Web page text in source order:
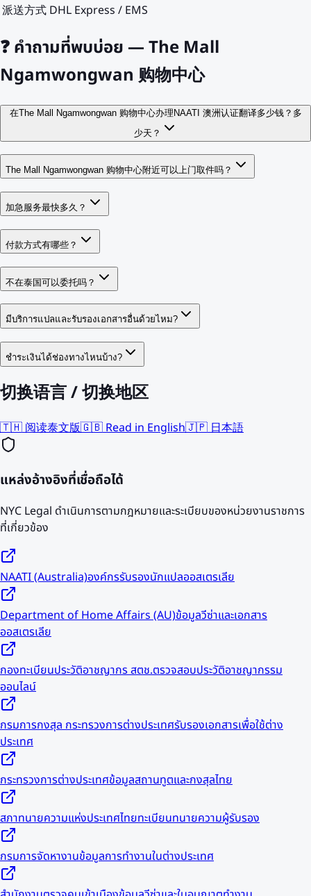
派送方式 DHL Express / EMS
❓คำถามที่พบบ่อย — The Mall
Ngamwongwan 购物中心
在The Mall Ngamwongwan 购物中心办理NAATI 澳洲认证翻译多少钱？多
少天？
The Mall Ngamwongwan 购物中心附近可以上门取件吗？
加急服务最快多久？
付款方式有哪些？
不在泰国可以委托吗？
มีบริการแปลและรับรองเอกสารอื่นด้วยไหม?
ชำระเงินได้ช่องทางไหนบ้าง?
切换语言 / 切换地区
🇹🇭 阅读泰文版🇬🇧 Read in English🇯🇵 日本語
แหล่งอ้างอิงที่เชื่อถือได้
NYC Legal ดำเนินการตามกฎหมายและระเบียบของหน่วยงานราชการ
ที่เกี่ยวข้อง
NAATI (Australia)องค์กรรับรองนักแปลออสเตรเลีย
Department of Home Affairs (AU)ข้อมูลวีซ่าและเอกสาร
ออสเตรเลีย
กองทะเบียนประวัติอาชญากร สตช.ตรวจสอบประวัติอาชญากรรม
ออนไลน์
กรมการกงสุล กระทรวงการต่างประเทศรับรองเอกสารเพื่อใช้ต่าง
ประเทศ
กระทรวงการต่างประเทศข้อมูลสถานทูตและกงสุลไทย
สภาทนายความแห่งประเทศไทยทะเบียนทนายความผู้รับรอง
กรมการจัดหางานข้อมูลการทำงานในต่างประเทศ